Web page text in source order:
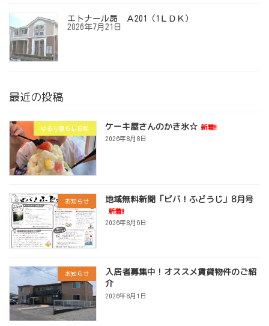
エトナール昴 Ａ201（1ＬＤＫ）
2026年7月21日
最近の投稿
ゆるり暮らし日和 ケーキ屋さんのかき氷☆ 新着!!
2026年8月8日
お知らせ 地域無料新聞「ビバ！ふどうじ」8月号
新着!!
2026年8月6日
お知らせ
入居者募集中！オススメ賃貸物件のご紹
介
2026年8月1日